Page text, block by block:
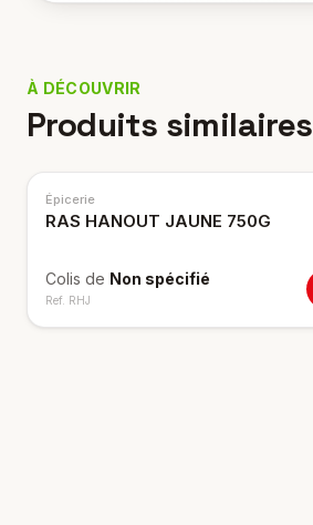
À DÉCOUVRIR
Produits similaires
Épicerie
RAS HANOUT JAUNE 750G
Colis de Non spécifié
Ref. RHJ